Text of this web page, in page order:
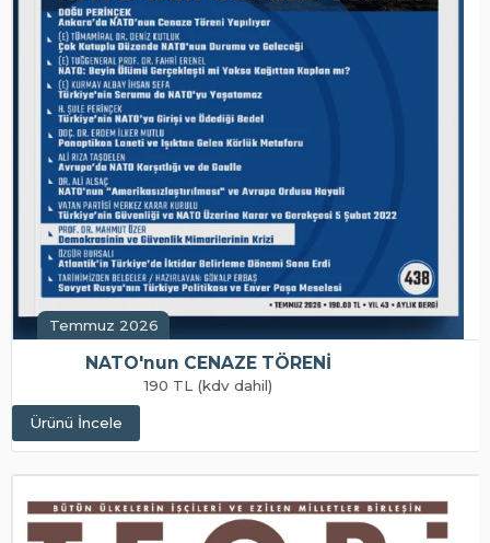
Temmuz 2026
NATO'nun CENAZE TÖRENİ
190 TL (kdv dahil)
Ürünü İncele